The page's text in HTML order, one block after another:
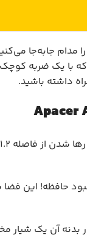
با یک ضربه
داشته باشید.
ناگهانی را به طور کامل خنثی می‌کند.
حافظه! این